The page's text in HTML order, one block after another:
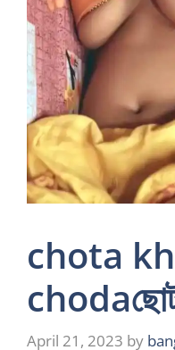
chota
chodaছোট
April 21, 2023 by